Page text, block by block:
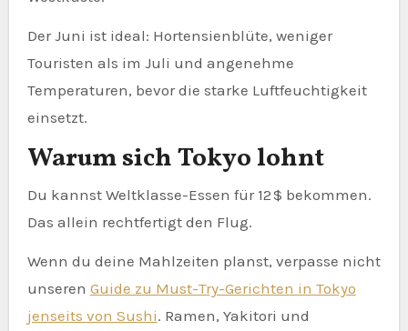
Der Juni ist ideal: Hortensienblüte, weniger
Touristen als im Juli und angenehme
Temperaturen, bevor die starke Luftfeuchtigkeit
einsetzt.
Warum sich Tokyo lohnt
Du kannst Weltklasse-Essen für 12 $ bekommen.
Das allein rechtfertigt den Flug.
Wenn du deine Mahlzeiten planst, verpasse nicht
unseren Guide zu Must-Try-Gerichten in Tokyo
jenseits von Sushi. Ramen, Yakitori und